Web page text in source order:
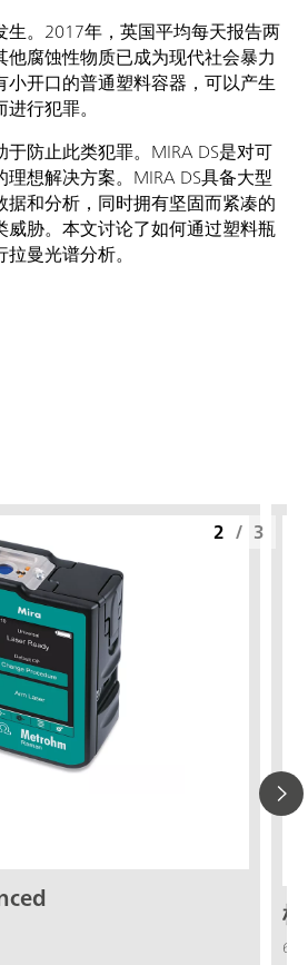
。2017年，英国平均每天报告两
腐蚀性物质已成为现代社会暴力
小开口的普通塑料容器，可以产生
行犯罪。
防止此类犯罪。MIRA DS是对可
想解决方案。MIRA DS具备大型
和分析，同时拥有坚固而紧凑的
胁。本文讨论了如何通过塑料瓶
曼光谱分析。
2 / 3